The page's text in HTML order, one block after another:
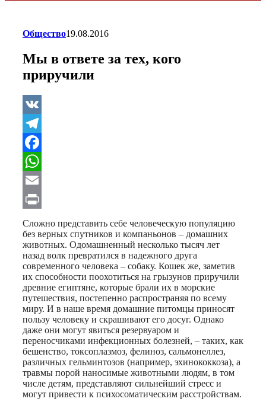
Общество19.08.2016
Мы в ответе за тех, кого
приручили
VK
Telegram
Facebook
WhatsApp
Email
Print
Сложно представить себе человеческую популяцию
без верных спутников и компаньонов – домашних
животных. Одомашненный несколько тысяч лет
назад волк превратился в надежного друга
современного человека – собаку. Кошек же, заметив
их способности поохотиться на грызунов приручили
древние египтяне, которые брали их в морские
путешествия, постепенно распространяя по всему
миру. И в наше время домашние питомцы приносят
пользу человеку и скрашивают его досуг. Однако
даже они могут явиться резервуаром и
переносчиками инфекционных болезней, – таких, как
бешенство, токсоплазмоз, фелиноз, сальмонеллез,
различных гельминтозов (например, эхинококкоза), а
травмы порой наносимые животными людям, в том
числе детям, представляют сильнейший стресс и
могут привести к психосоматическим расстройствам.